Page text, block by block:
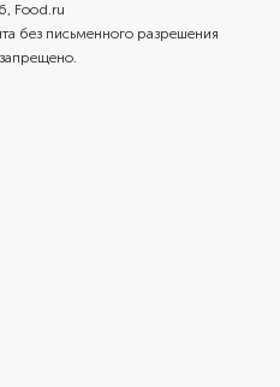
, Food.ru
без письменного разрешения